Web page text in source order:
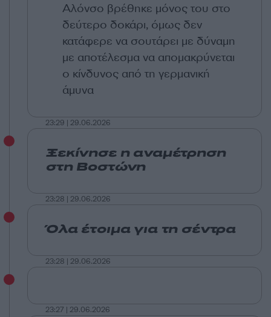
Αλόνσο βρέθηκε μόνος του στο
δεύτερο δοκάρι, όμως δεν
κατάφερε να σουτάρει με δύναμη
με αποτέλεσμα να απομακρύνεται
ο κίνδυνος από τη γερμανική
άμυνα
23:29 | 29.06.2026
Ξεκίνησε η αναμέτρηση
στη Βοστώνη
23:28 | 29.06.2026
Όλα έτοιμα για τη σέντρα
23:28 | 29.06.2026
23:27 | 29.06.2026